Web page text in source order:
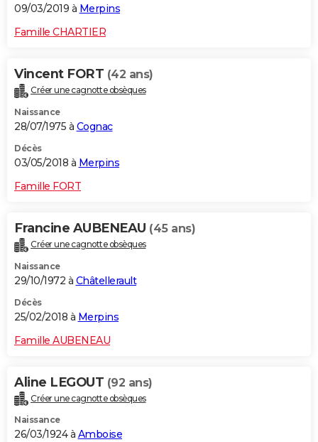
09/03/2019 à Merpins
Famille CHARTIER
Vincent FORT (42 ans)
Créer une cagnotte obsèques
Naissance
28/07/1975 à Cognac
Décès
03/05/2018 à Merpins
Famille FORT
Francine AUBENEAU (45 ans)
Créer une cagnotte obsèques
Naissance
29/10/1972 à Châtellerault
Décès
25/02/2018 à Merpins
Famille AUBENEAU
Aline LEGOUT (92 ans)
Créer une cagnotte obsèques
Naissance
26/03/1924 à Amboise